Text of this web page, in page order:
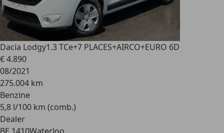
Dacia Lodgy1.3 TCe+7 PLACES+AIRCO+EURO 6D
€ 4.890
08/2021
275.004 km
Benzine
5,8 l/100 km (comb.)
Dealer